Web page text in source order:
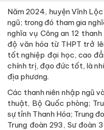
Năm 2024, huyện Vĩnh
ngũ; trong đó tham gia
nghĩa vụ Công an 12
độ văn hóa từ THPT trở
tốt nghiệp đại học, cao
chính trị, đạo đức tốt, là
địa phương.
Các thanh niên nhập ngũ
thuật, Bộ Quốc phòng;
sự tỉnh Thanh Hóa; Trung
Trung đoàn 293, Sư đoàn